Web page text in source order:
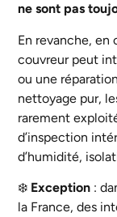
ne sont pas
En revanche, en
couvreur peut
ou une
nettoyage pur,
rarement
d’inspection
d’humidité,
❄️ Exception :
la France, des